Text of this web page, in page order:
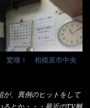
の木桶サイズに、満々
が伸びてしまうだろ
食べ進められるじゃな
して、山葵も2つ。 そ
い！ これだよ、こ
湯までも入ってしま
象ですな。 結局、伸び
＜だし汁＞を少し追加
全てお腹の中へ収まっ
った事は無い！（キッ
官公庁や超大手企業戦
、ゴマスリ・・・てな
→全国区（北海道と沖縄
手といっても過言では
ているので饂飩好きの
らしい・・ そんな大手
箱詰め乾麺！ このパッ
でしょう。 そんな贈答
驚嘆！ 相模原市中央
が、異例のヒットをして